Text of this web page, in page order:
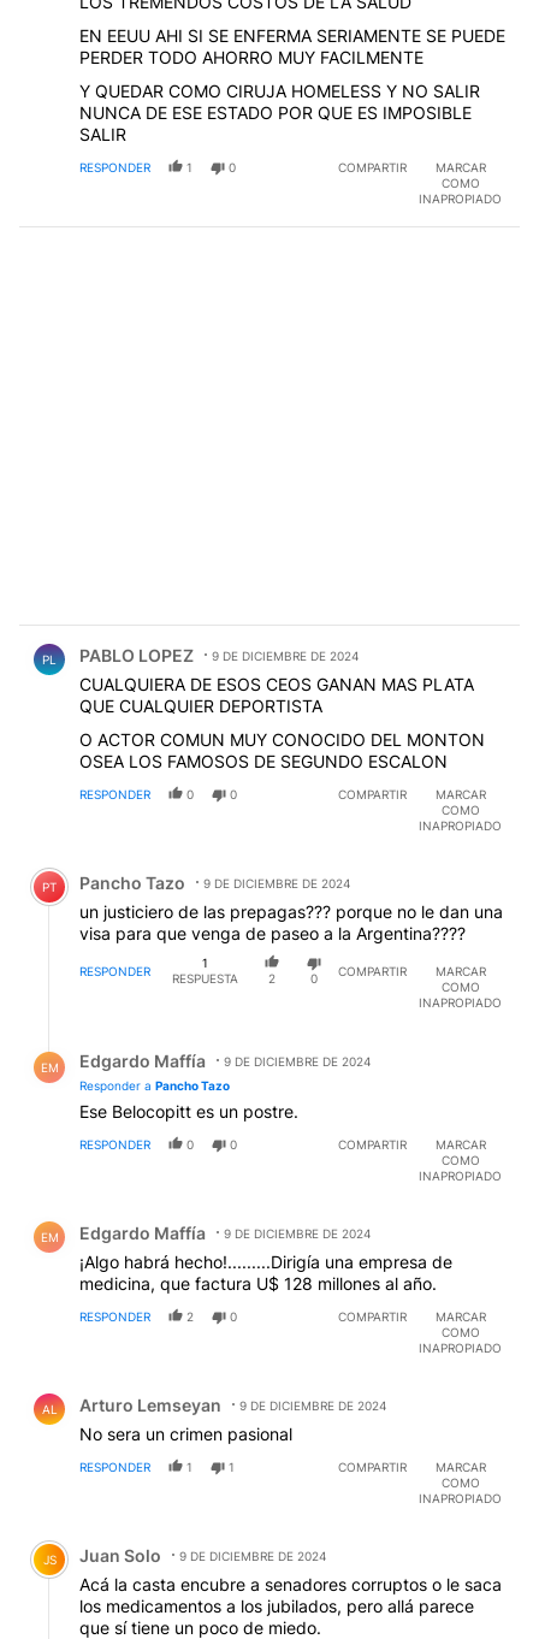
EN EEUU AHI SI SE ENFERMA SERIAMENTE SE PUEDE
PERDER TODO AHORRO MUY FACILMENTE
Y QUEDAR COMO CIRUJA HOMELESS Y NO SALIR
NUNCA DE ESE ESTADO POR QUE ES IMPOSIBLE
SALIR
RESPONDER 1 0 COMPARTIR
MARCAR
COMO
INAPROPIADO
PL PABLO LOPEZ 9 DE DICIEMBRE DE 2024
CUALQUIERA DE ESOS CEOS GANAN MAS PLATA
QUE CUALQUIER DEPORTISTA
O ACTOR COMUN MUY CONOCIDO DEL MONTON
OSEA LOS FAMOSOS DE SEGUNDO ESCALON
RESPONDER 0 0 COMPARTIR
MARCAR
COMO
INAPROPIADO
Comentario de Pancho Tazo.
PT Pancho Tazo 9 DE DICIEMBRE DE 2024
un justiciero de las prepagas??? porque no le dan una
visa para que venga de paseo a la Argentina????
RESPONDER
1
RESPUESTA
2 0
COMPARTIR
MARCAR
COMO
INAPROPIADO
EM Edgardo Maffía
9 DE DICIEMBRE DE 2024
Responder a Pancho Tazo
Ese Belocopitt es un postre.
RESPONDER 0 0 COMPARTIR
MARCAR
COMO
INAPROPIADO
EM Edgardo Maffía 9 DE DICIEMBRE DE 2024
¡Algo habrá hecho!.........Dirigía una empresa de
medicina, que factura U$ 128 millones al año.
RESPONDER 2 0 COMPARTIR
MARCAR
COMO
INAPROPIADO
AL Arturo Lemseyan 9 DE DICIEMBRE DE 2024
No sera un crimen pasional
RESPONDER 1 1 COMPARTIR
MARCAR
COMO
INAPROPIADO
Comentario de Juan Solo.
JS Juan Solo 9 DE DICIEMBRE DE 2024
Acá la casta encubre a senadores corruptos o le saca
los medicamentos a los jubilados, pero allá parece
que sí tiene un poco de miedo.